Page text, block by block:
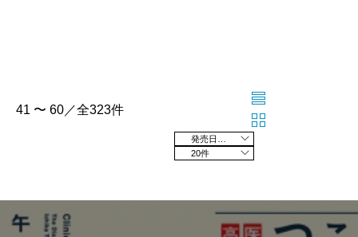
41 〜 60／全323件
20件